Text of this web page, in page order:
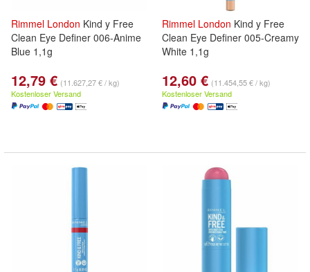
Rimmel London Kind y Free
Clean Eye Definer 006-Anime
Blue 1,1g
12,79 € (11.627,27 € / kg)
Kostenloser Versand
Rimmel London Kind y Free
Clean Eye Definer 005-Creamy
White 1,1g
12,60 € (11.454,55 € / kg)
Kostenloser Versand